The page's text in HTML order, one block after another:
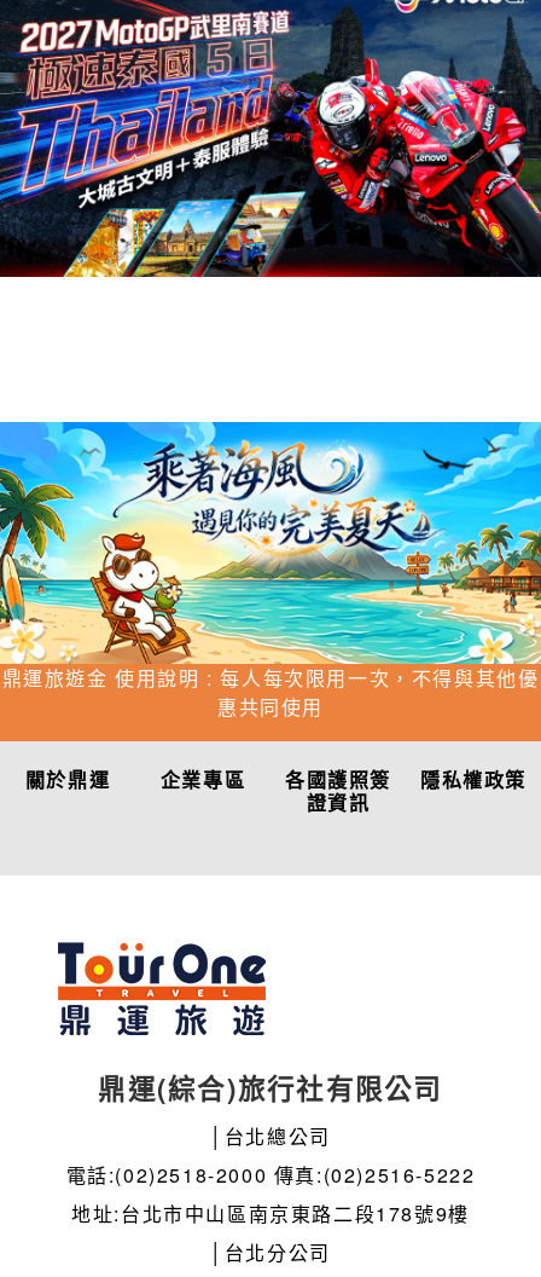
鼎運旅遊金 使用說明 : 每人每次限用一次，不得與其他優
惠共同使用
關於鼎運 企業專區
各國護照簽
證資訊
隱私權政策
鼎運(綜合)旅行社有限公司
│台北總公司
電話:(02)2518-2000 傳真:(02)2516-5222
地址:台北市中山區南京東路二段178號9樓
│台北分公司